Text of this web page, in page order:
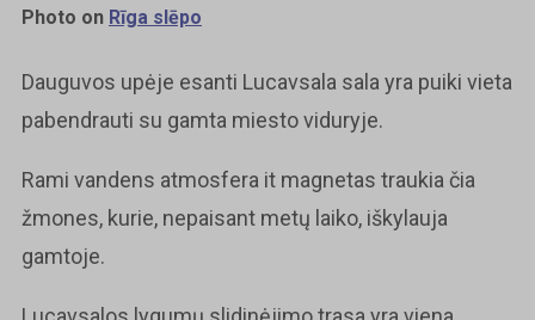
Photo on Rīga slēpo
Dauguvos upėje esanti Lucavsala sala yra puiki vieta
pabendrauti su gamta miesto viduryje.
Rami vandens atmosfera it magnetas traukia čia
žmones, kurie, nepaisant metų laiko, iškylauja
gamtoje.